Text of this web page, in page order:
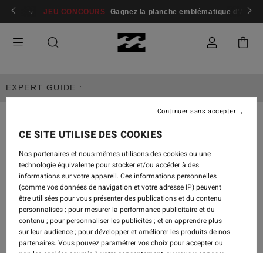
Se connecter / s'inscrire
JEU CONCOURS Gagnez la planche emblématique d'Andy
EXPERT GUIDE :
WOMEN'S APPAREL
EXPERT GUIDE
CE SITE UTILISE DES COOKIES
Nos partenaires et nous-mêmes utilisons des cookies ou une
technologie équivalente pour stocker et/ou accéder à des
informations sur votre appareil. Ces informations personnelles
(comme vos données de navigation et votre adresse IP) peuvent
être utilisées pour vous présenter des publications et du contenu
personnalisés ; pour mesurer la performance publicitaire et du
contenu ; pour personnaliser les publicités ; et en apprendre plus
sur leur audience ; pour développer et améliorer les produits de nos
partenaires. Vous pouvez paramétrer vos choix pour accepter ou
Continuer sans accepter